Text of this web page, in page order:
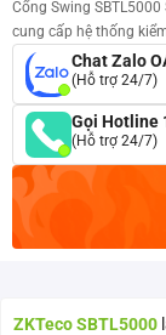
Cổng Swing
cung cấp hệ thống
Chat Zalo
(Hỗ trợ 24/7)
Gọi Hotline
(Hỗ trợ 24/7)
ZKTeco SBTL5000